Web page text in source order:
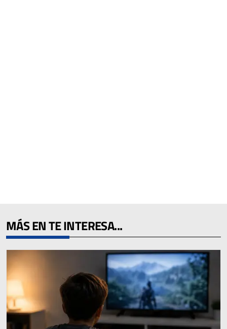
MÁS EN TE INTERESA...